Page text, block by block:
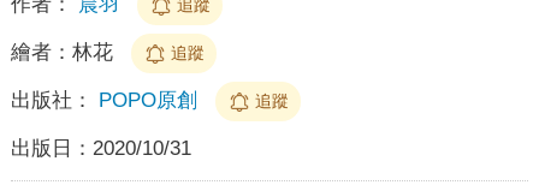
追蹤
繪者： 林花 追蹤
出版社： POPO原創 追蹤
出版日： 2020/10/31